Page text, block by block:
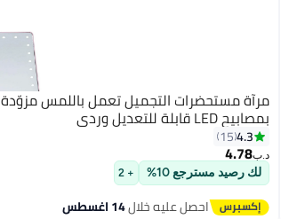
مرآة مستحضرات التجميل تعمل باللمس مزوّدة
بمصابيح LED قابلة للتعديل وردي
4.3
15
د.ب‏4.78
لك رصيد مسترجع 10% + 2
احصل عليه خلال14 اغسطس